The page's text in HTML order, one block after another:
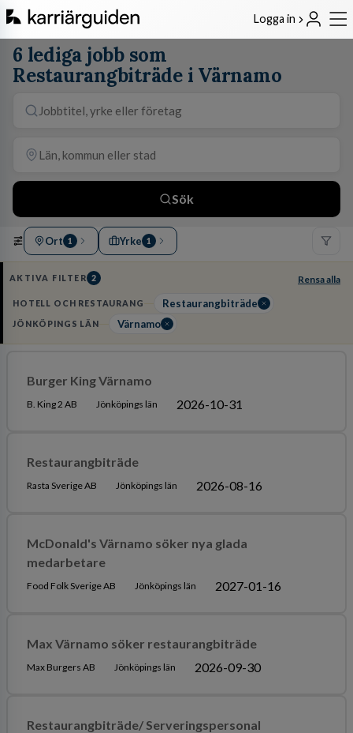
Logga in
6 lediga jobb som
Restaurangbiträde i Värnamo
Sök
Ort 1 Yrke 1
AKTIVA FILTER 2 Rensa alla
HOTELL OCH RESTAURANG Restaurangbiträde
JÖNKÖPINGS LÄN Värnamo
Burger King Värnamo
B. King 2 AB Jönköpings län 2026-10-31
Restaurangbiträde
Rasta Sverige AB Jönköpings län 2026-08-16
McDonald's Värnamo söker nya glada
medarbetare
Food Folk Sverige AB Jönköpings län 2027-01-16
Max Värnamo söker restaurangbiträde
Max Burgers AB Jönköpings län 2026-09-30
Restaurangbiträde/ Serveringspersonal